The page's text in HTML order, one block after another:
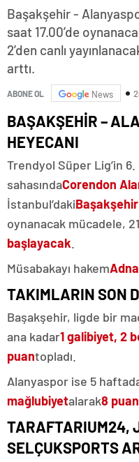
Başakşehir -
saat 17.00’de
2’den canlı
arttı.
ABONE OL News
BAŞAKŞEHİR –
HEYECANI
Trendyol Süper Lig’in
sahasındaCorendon
İstanbul’daki
oynanacak mücadele,
başlayacak
Müsabakayı hakem
TAKIMLARIN SON
Başakşehir, ligde bir
ana kadar1 galibiyet, 2
puantopladı.
Alanyaspor ise 5
mağlubiyetalarak8
TARAFTARIUM24,
SELÇUKSPORTS